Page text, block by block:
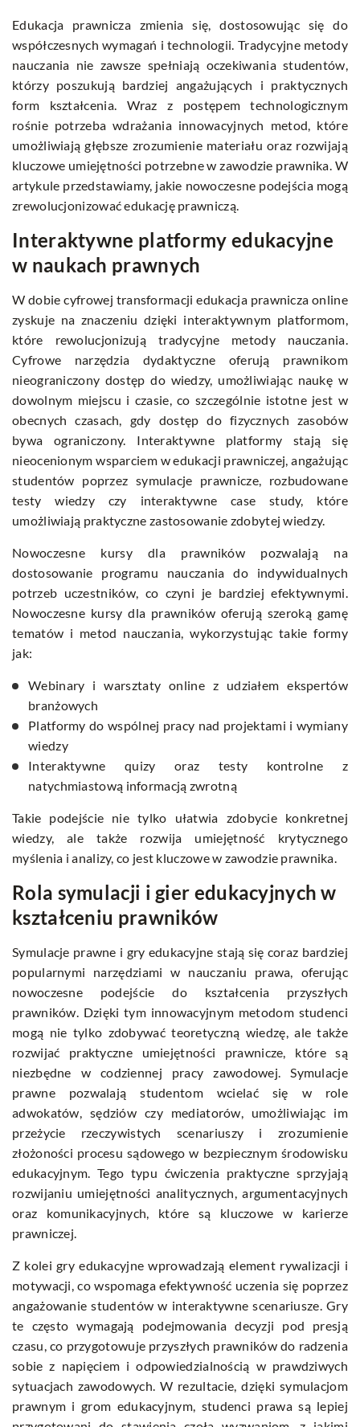
Edukacja prawnicza zmienia się, dostosowując się do
współczesnych wymagań i technologii. Tradycyjne metody
nauczania nie zawsze spełniają oczekiwania studentów,
którzy poszukują bardziej angażujących i praktycznych
form kształcenia. Wraz z postępem technologicznym
rośnie potrzeba wdrażania innowacyjnych metod, które
umożliwiają głębsze zrozumienie materiału oraz rozwijają
kluczowe umiejętności potrzebne w zawodzie prawnika. W
artykule przedstawiamy, jakie nowoczesne podejścia mogą
zrewolucjonizować edukację prawniczą.
Interaktywne platformy edukacyjne
w naukach prawnych
W dobie cyfrowej transformacji edukacja prawnicza online
zyskuje na znaczeniu dzięki interaktywnym platformom,
które rewolucjonizują tradycyjne metody nauczania.
Cyfrowe narzędzia dydaktyczne oferują prawnikom
nieograniczony dostęp do wiedzy, umożliwiając naukę w
dowolnym miejscu i czasie, co szczególnie istotne jest w
obecnych czasach, gdy dostęp do fizycznych zasobów
bywa ograniczony. Interaktywne platformy stają się
nieocenionym wsparciem w edukacji prawniczej, angażując
studentów poprzez symulacje prawnicze, rozbudowane
testy wiedzy czy interaktywne case study, które
umożliwiają praktyczne zastosowanie zdobytej wiedzy.
Nowoczesne kursy dla prawników pozwalają na
dostosowanie programu nauczania do indywidualnych
potrzeb uczestników, co czyni je bardziej efektywnymi.
Nowoczesne kursy dla prawnikówoferują szeroką gamę
tematów i metod nauczania, wykorzystując takie formy
jak:
Webinary i warsztaty online z udziałem ekspertów
branżowych
Platformy do wspólnej pracy nad projektami i wymiany
wiedzy
Interaktywne quizy oraz testy kontrolne z
natychmiastową informacją zwrotną
Takie podejście nie tylko ułatwia zdobycie konkretnej
wiedzy, ale także rozwija umiejętność krytycznego
myślenia i analizy, co jest kluczowe w zawodzie prawnika.
Rola symulacji i gier edukacyjnych w
kształceniu prawników
Symulacje prawne i gry edukacyjne stają się coraz bardziej
popularnymi narzędziami w nauczaniu prawa, oferując
nowoczesne podejście do kształcenia przyszłych
prawników. Dzięki tym innowacyjnym metodom studenci
mogą nie tylko zdobywać teoretyczną wiedzę, ale także
rozwijać praktyczne umiejętności prawnicze, które są
niezbędne w codziennej pracy zawodowej. Symulacje
prawne pozwalają studentom wcielać się w role
adwokatów, sędziów czy mediatorów, umożliwiając im
przeżycie rzeczywistych scenariuszy i zrozumienie
złożoności procesu sądowego w bezpiecznym środowisku
edukacyjnym. Tego typu ćwiczenia praktyczne sprzyjają
rozwijaniu umiejętności analitycznych, argumentacyjnych
oraz komunikacyjnych, które są kluczowe w karierze
prawniczej.
Z kolei gry edukacyjne wprowadzają element rywalizacji i
motywacji, co wspomaga efektywność uczenia się poprzez
angażowanie studentów w interaktywne scenariusze. Gry
te często wymagają podejmowania decyzji pod presją
czasu, co przygotowuje przyszłych prawników do radzenia
sobie z napięciem i odpowiedzialnością w prawdziwych
sytuacjach zawodowych. W rezultacie, dzięki symulacjom
prawnym i grom edukacyjnym, studenci prawa są lepiej